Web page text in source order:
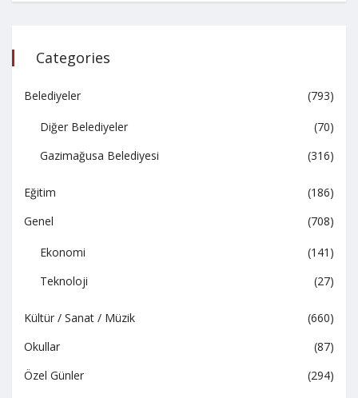
Categories
Belediyeler (793)
Diğer Belediyeler
(70)
Gazimağusa Belediyesi
(316)
Eğitim
(186)
Genel
(708)
Ekonomi
(141)
Teknoloji
(27)
Kültür / Sanat / Müzik
(660)
Okullar
(87)
Özel Günler
(294)